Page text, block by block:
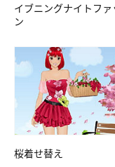
イブニングナイトファ
ン
桜着せ替え